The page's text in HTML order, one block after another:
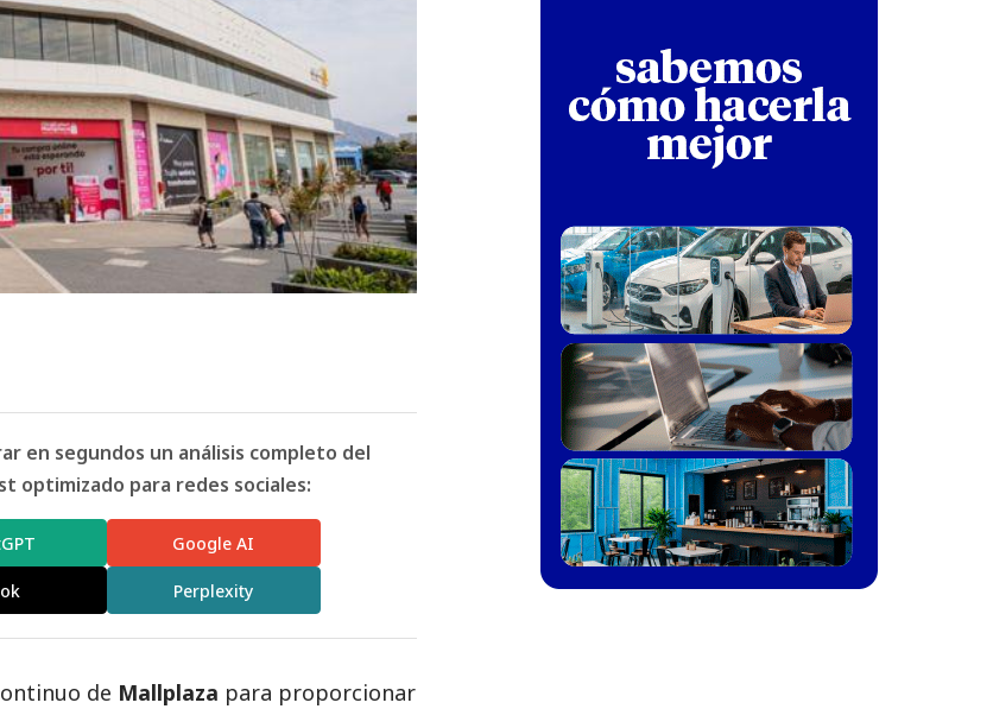
en segundos un análisis completo del
optimizado para redes sociales:
Google AI
Perplexity
de Mallplaza para proporcionar